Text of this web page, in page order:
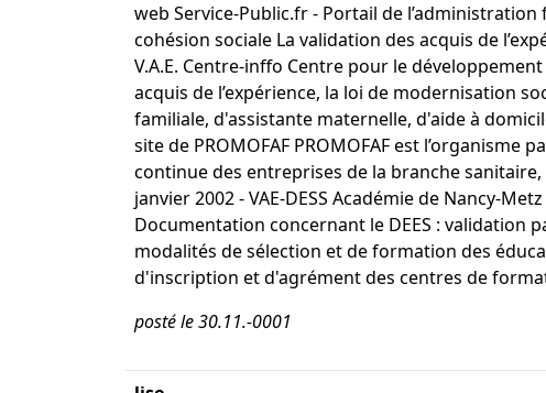
web Service-Public.fr - Portail de
cohésion sociale La validation des acquis de
V.A.E. Centre-inffo Centre pour le
acquis de l’expérience, la loi de modernisation
familiale, d'assistante maternelle, d'aide à
site de PROMOFAF PROMOFAF est
continue des entreprises de la branche
janvier 2002 - VAE-DESS Académie de Nancy-
Documentation concernant le DEES : validation
modalités de sélection et de formation des
d'inscription et d'agrément des centres de
posté le 30.11.-0001